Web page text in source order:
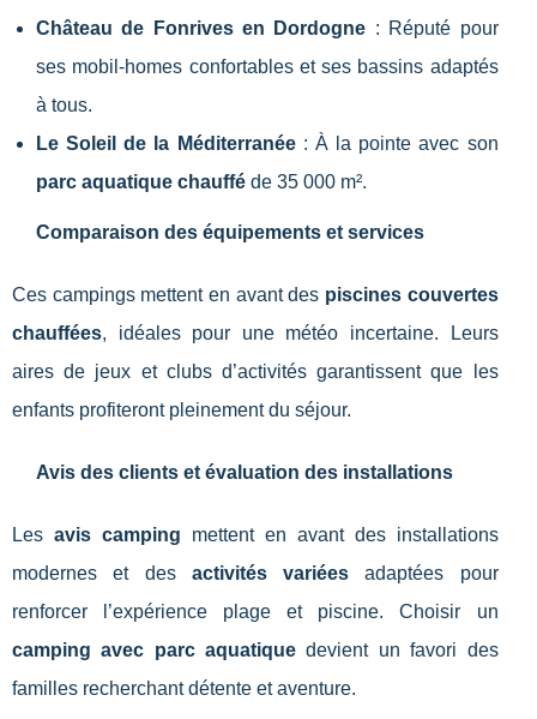
Château de Fonrives en Dordogne : Réputé pour
ses mobil-homes confortables et ses bassins adaptés
à tous.
Le Soleil de la Méditerranée: À la pointe avec son
parc aquatique chauffé de 35 000 m².
Comparaison des équipements et services
Ces campings mettent en avant des piscines couvertes
chauffées, idéales pour une météo incertaine. Leurs
aires de jeux et clubs d’activités garantissent que les
enfants profiteront pleinement du séjour.
Avis des clients et évaluation des installations
Les avis camping mettent en avant des installations
modernes et des activités variées adaptées pour
renforcer l’expérience plage et piscine. Choisir un
camping avec parc aquatique devient un favori des
familles recherchant détente et aventure.